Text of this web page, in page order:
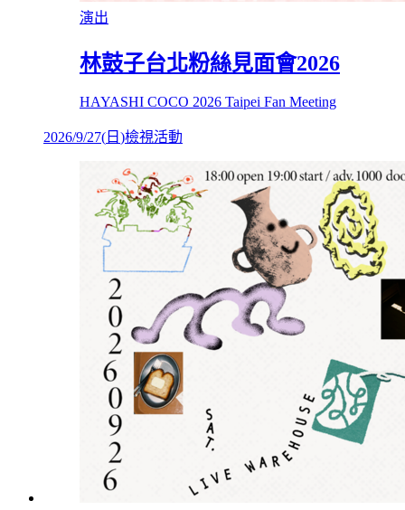
演出
林鼓子台北粉絲見面會2026
HAYASHI COCO 2026 Taipei Fan Meeting
2026/9/27( 日 )檢視活動